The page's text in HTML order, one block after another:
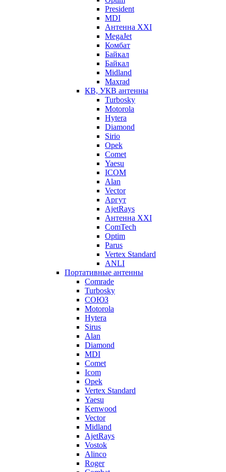
President
MDI
Антенна XXI
MegaJet
Комбат
Байкал
Байкал
Midland
Maxrad
КВ, УКВ антенны
Turbosky
Motorola
Hytera
Diamond
Sirio
Opek
Comet
Yaesu
ICOM
Alan
Vector
Аргут
AjetRays
Антенна XXI
ComTech
Optim
Parus
Vertex Standard
ANLI
Портативные антенны
Comrade
Turbosky
СОЮЗ
Motorola
Hytera
Sirus
Alan
Diamond
MDI
Comet
Icom
Opek
Vertex Standard
Yaesu
Kenwood
Vector
Midland
AjetRays
Vostok
Alinco
Roger